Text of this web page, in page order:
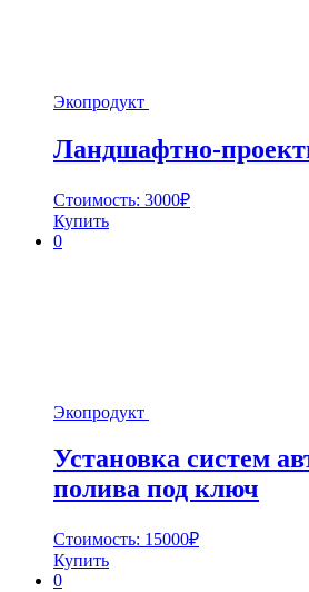
Экопродукт
Ландшафтно-
Стоимость: 3000₽
Купить
0
Экопродукт
Установка систем
полива под ключ
Стоимость: 15000₽
Купить
0